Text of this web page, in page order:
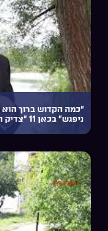
“כמה הקדוש ברוך
ניפגש” בכאן 11 “צדיק הדורות” פרק 1